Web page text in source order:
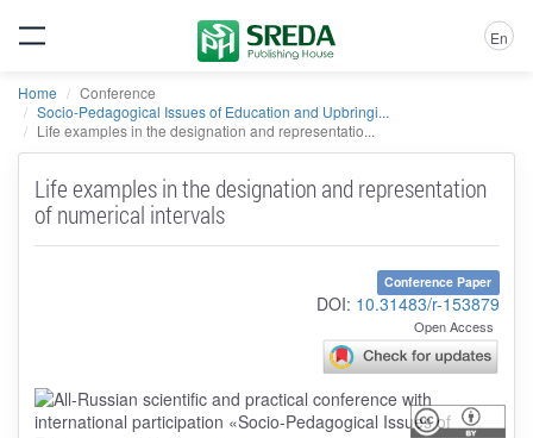
En
Home
Conference
Socio-Pedagogical Issues of Education and Upbringi...
Life examples in the designation and representatio...
Life examples in the designation and representation
of numerical intervals
Conference Paper
DOI: 10.31483/r-153879
Open Access